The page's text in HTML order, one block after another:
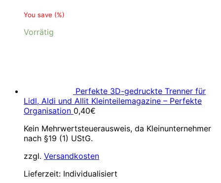
You save (%)
Vorrätig
Perfekte 3D-gedruckte Trenner für
Lidl, Aldi und Allit Kleinteilemagazine – Perfekte
Organisation 0,40€
Kein Mehrwertsteuerausweis, da Kleinunternehmer
nach §19 (1) UStG.
zzgl. Versandkosten
Lieferzeit: Individualisiert